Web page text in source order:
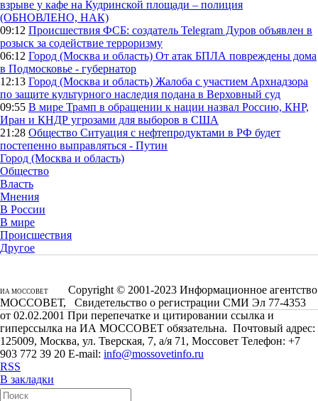
взрыве у кафе на Кудринской площади – полиция
(ОБНОВЛЕНО, НАК)
09:12 Происшествия ФСБ: создатель Telegram Дуров объявлен в
розыск за содействие терроризму
06:12 Город (Москва и область) От атак БПЛА повреждены дома
в Подмосковье - губернатор
12:13 Город (Москва и область) Жалоба с участием Архнадзора
по защите культурного наследия подана в Верховный суд
09:55 В мире Трамп в обращении к нации назвал Россию, КНР,
Иран и КНДР угрозами для выборов в США
21:28 Общество Ситуация с нефтепродуктами в РФ будет
постепенно выправляться - Путин
Город (Москва и область)
Общество
Власть
Мнения
В России
В мире
Происшествия
Другое
ИА МОССОВЕТ
Copyright © 2001-2023 Информационное агентство
МОССОВЕТ, Свидетельство о регистрации СМИ Эл 77-4353
от 02.02.2001 При перепечатке и цитировании ссылка и
гиперссылка на ИА МОССОВЕТ обязательна. Почтовый адрес:
125009, Москва, ул. Тверская, 7, а/я 71, Моссовет Телефон: +7
903 772 39 20 E-mail: info@mossovetinfo.ru
RSS
В закладки